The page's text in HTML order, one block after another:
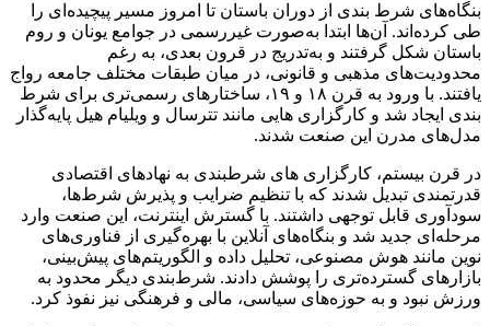
بنگاه‌های شرط‌ بندی از دوران باستان تا امروز مسیر پیچیده‌ای را
طی کرده‌اند. آن‌ها ابتدا به‌صورت غیررسمی در جوامع یونان و روم
باستان شکل گرفتند و به‌تدریج در قرون بعدی، به‌ رغم
محدودیت‌های مذهبی و قانونی، در میان طبقات مختلف جامعه رواج
یافتند. با ورود به قرن ۱۸ و ۱۹، ساختارهای رسمی‌تری برای شرط‌
بندی ایجاد شد و کارگزاری هایی مانند تترسال و ویلیام هیل پایه‌گذار
مدل‌های مدرن این صنعت شدند.
در قرن بیستم، کارگزاری های شرطبندی به نهادهای اقتصادی
قدرتمندی تبدیل شدند که با تنظیم ضرایب و پذیرش شرط‌ها،
سودآوری قابل توجهی داشتند. با گسترش اینترنت، این صنعت وارد
مرحله‌ای جدید شد و بنگاه‌های آنلاین با بهره‌گیری از فناوری‌های
نوین مانند هوش مصنوعی، تحلیل داده و الگوریتم‌های پیش‌بینی،
بازارهای گسترده‌تری را پوشش دادند. شرط‌بندی دیگر محدود به
ورزش نبود و به حوزه‌های سیاسی، مالی و فرهنگی نیز نفوذ کرد.